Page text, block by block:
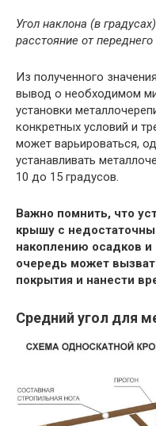
Угол наклона (в
расстояние от
Из полученного
вывод о необходимом
установки
конкретных условий и
может варьироваться,
устанавливать
10 до 15 градусов.
Важно помнить, что
крышу с
накоплению осадков
очередь может
покрытия и нанести
Средний угол для